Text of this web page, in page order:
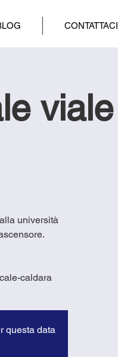
CONTATTACI
viale
università
caldara
questa data